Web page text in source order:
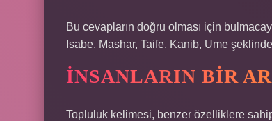
Bu cevapların doğru olması için
Isabe, Mashar, Taife, Kanib, Ume
İNSANLARIN BIR
Topluluk kelimesi, benzer özelliklere